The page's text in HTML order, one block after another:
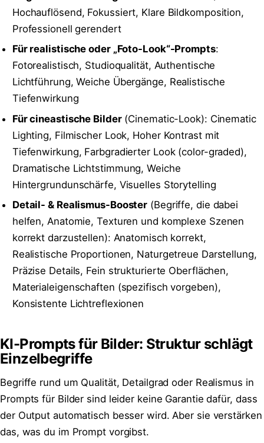
Hochauflösend, Fokussiert, Klare Bildkomposition,
Professionell gerendert
Für realistische oder „Foto-Look“-Prompts:
Fotorealistisch, Studioqualität, Authentische
Lichtführung, Weiche Übergänge, Realistische
Tiefenwirkung
Für cineastische Bilder(Cinematic-Look): Cinematic
Lighting, Filmischer Look, Hoher Kontrast mit
Tiefenwirkung, Farbgradierter Look (color-graded),
Dramatische Lichtstimmung, Weiche
Hintergrundunschärfe, Visuelles Storytelling
Detail- & Realismus-Booster (Begriffe, die dabei
helfen, Anatomie, Texturen und komplexe Szenen
korrekt darzustellen): Anatomisch korrekt,
Realistische Proportionen, Naturgetreue Darstellung,
Präzise Details, Fein strukturierte Oberflächen,
Materialeigenschaften (spezifisch vorgeben),
Konsistente Lichtreflexionen
KI-Prompts für Bilder: Struktur schlägt
Einzelbegriffe
Begriffe rund um Qualität, Detailgrad oder Realismus in
Prompts für Bilder sind leider keine Garantie dafür, dass
der Output automatisch besser wird. Aber sie verstärken
das, was du im Prompt vorgibst.